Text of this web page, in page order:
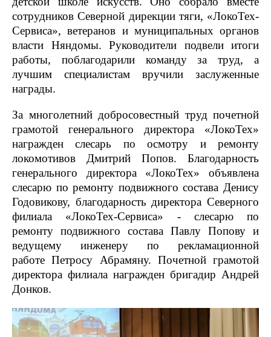
сотрудников Северной дирекции тяги, «ЛокоТех-
Сервиса», ветеранов и муниципальных органов
власти Няндомы. Руководители подвели итоги
работы, поблагодарили команду за труд, а
лучшим специалистам вручили заслуженные
награды.
За многолетний добросовестный труд почетной
грамотой генерального директора «ЛокоТех»
награжден слесарь по осмотру и ремонту
локомотивов Дмитрий Попов. Благодарность
генерального директора «ЛокоТех» объявлена
слесарю по ремонту подвижного состава Денису
Годовикову, благодарность директора Северного
филиала «ЛокоТех-Сервиса» - слесарю по
ремонту подвижного состава Павлу Попову и
ведущему инженеру по рекламационной
работе Петросу Абрамяну. Почетной грамотой
директора филиала награжден бригадир Андрей
Донков.